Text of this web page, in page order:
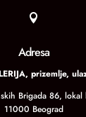

Adresa
prizemlje,
Brigada 86, lokal
11000 Beograd